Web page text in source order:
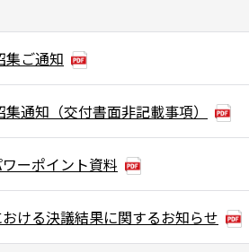
集ご通知
通知（交付書面非記載事項）
ーポイント資料
ける決議結果に関するお知らせ